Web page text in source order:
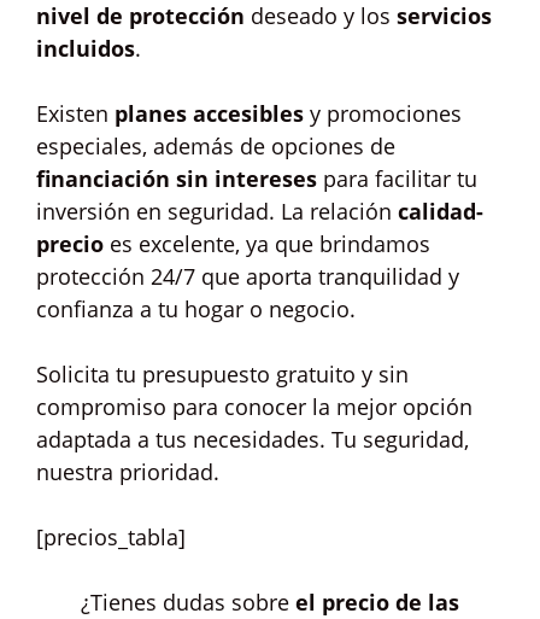
nivel de protección deseado y los servicios
incluidos.
Existen planes accesibles y promociones
especiales, además de opciones de
financiación sin intereses para facilitar tu
inversión en seguridad. La relación calidad-
precio es excelente, ya que brindamos
protección 24/7 que aporta tranquilidad y
confianza a tu hogar o negocio.
Solicita tu presupuesto gratuito y sin
compromiso para conocer la mejor opción
adaptada a tus necesidades. Tu seguridad,
nuestra prioridad.
[precios_tabla]
¿Tienes dudas sobre el precio de las